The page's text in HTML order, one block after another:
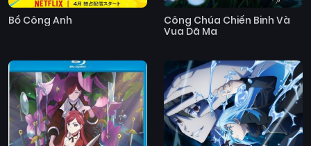
Bồ Công Anh
Công Chúa Chiến Binh Và
Vua Dã Ma